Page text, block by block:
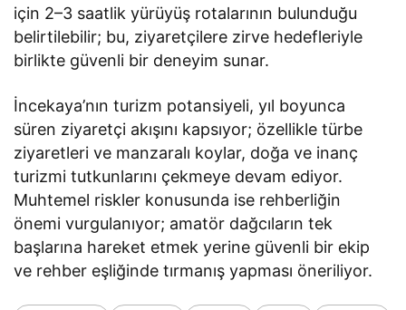
için 2–3 saatlik yürüyüş rotalarının bulunduğu
belirtilebilir; bu, ziyaretçilere zirve hedefleriyle
birlikte güvenli bir deneyim sunar.
İncekaya’nın turizm potansiyeli, yıl boyunca
süren ziyaretçi akışını kapsıyor; özellikle türbe
ziyaretleri ve manzaralı koylar, doğa ve inanç
turizmi tutkunlarını çekmeye devam ediyor.
Muhtemel riskler konusunda ise rehberliğin
önemi vurgulanıyor; amatör dağcıların tek
başlarına hareket etmek yerine güvenli bir ekip
ve rehber eşliğinde tırmanış yapması öneriliyor.